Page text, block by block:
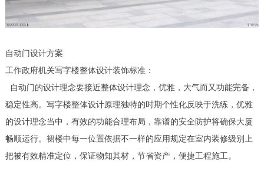
自动门设计方案
工作政府机关写字楼整体设计装饰标准：
自动门的设计理念要接近整体设计理念，优雅，大气而又功能完备，
稳定性高。写字楼整体设计原理独特的时期个性化反映于洗练，优雅
的设计理念当中，有效的功能合理布局，靠谱的安全防护将确保大厦
畅顺运行。裙楼中每一位置依据不一样的应用规定在室内装修级别上
把被有效精准定位，保证物知其材，节省资产，便捷工程施工。